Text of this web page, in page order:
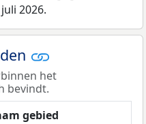
2026.
het
bevindt.
gebied